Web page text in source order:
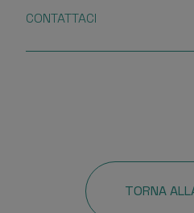
CONTATTACI
TORNA